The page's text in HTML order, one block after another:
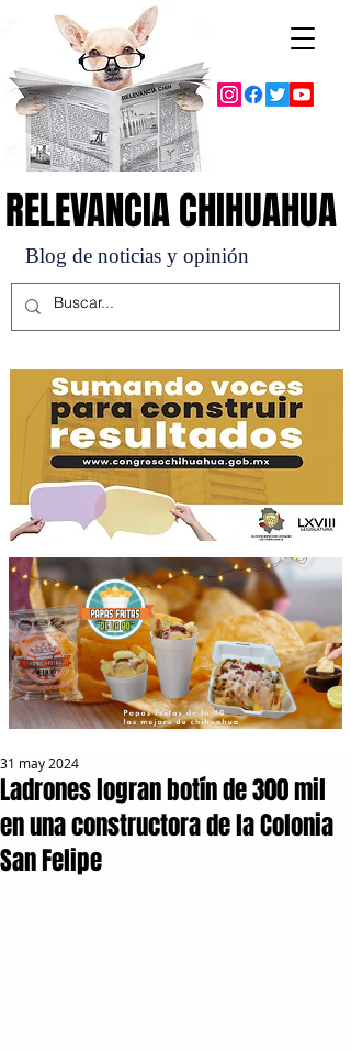
Blog de noticias y opinión
RELEVANCIA CHIHUAHUA
RELEVANCIA CHIHUAHUA
Ladrones logran botín de 300 mil
en una constructora de la Colonia
San Felipe
31 may 2024